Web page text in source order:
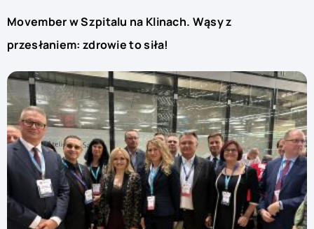
Movember w Szpitalu na Klinach. Wąsy z
przesłaniem: zdrowie to siła!